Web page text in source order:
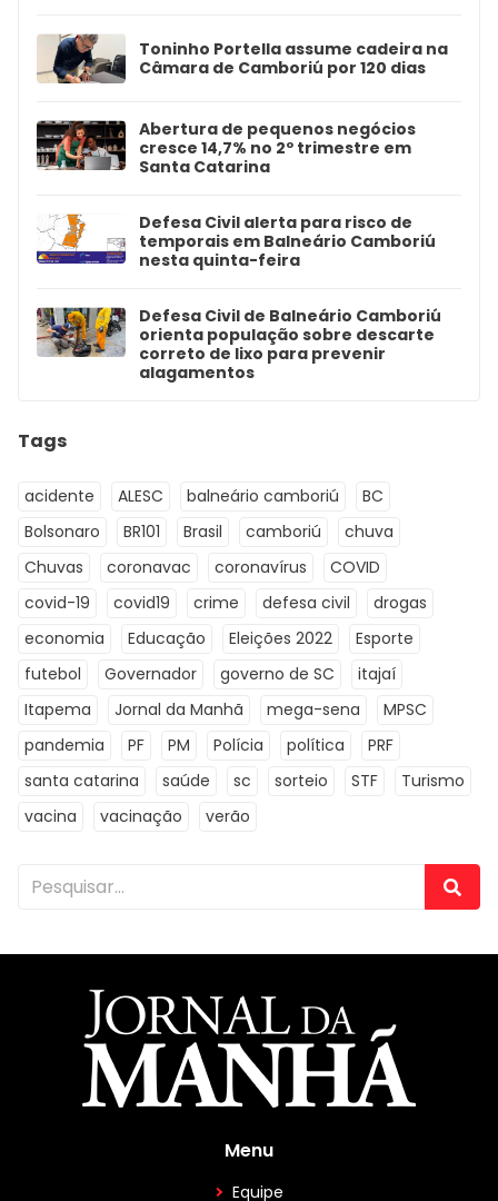
Toninho Portella assume cadeira na
Câmara de Camboriú por 120 dias
Abertura de pequenos negócios
cresce 14,7% no 2º trimestre em
Santa Catarina
Defesa Civil alerta para risco de
temporais em Balneário Camboriú
nesta quinta-feira
Defesa Civil de Balneário Camboriú
orienta população sobre descarte
correto de lixo para prevenir
alagamentos
Tags
acidente ALESC balneário camboriú
BC
Bolsonaro
BR101 Brasil camboriú
chuva
Chuvas
coronavac coronavírus
COVID
covid-19
covid19 crime defesa civil
drogas
economia
Educação Eleições 2022
Esporte
futebol
Governador governo de SC
itajaí
Itapema
Jornal da Manhã mega-sena
MPSC
pandemia
PF PM Polícia política
PRF
santa catarina
saúde sc sorteio STF
Turismo
vacina
vacinação verão
Menu
Equipe